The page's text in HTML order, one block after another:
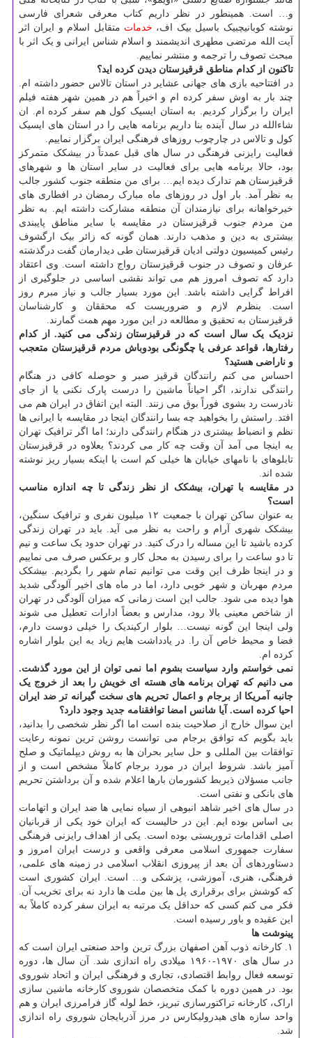
و… است. همینطور در نظر داریم کتاب معرفی شعرای فارسی
نوشته کوبانیچبیک باسیل بیک اف، خدمات متقابل اسلام و ایران اثر
آیت الله مرتضی مطهری اندیشمند و اسلام شناس ایرانی و یک اثر با
مبحث تصوف را ترجمه و منتشر نماییم.
تاکنون از کدام مناطق قرقیزستان دیدن کرده اید؟
در افتتاحیه بازی های جهانی عشایر در استان تالاس حضور داشته ام.
چند بار به اوش سفر کرده ام و اخیراً هم در همین شهر هفته فیلم
ایران را برگزار کردیم. به استان ایسیک کول هم سفر کرده ام. ان
شاءالله در سال آینده بنا داریم برنامه هایی را در استان های ایسیک
کول و تالاس در چارچوب روزهای فرهنگی ایران برگزار نماییم.
فعالیت رایزنی فرهنگی در سال های قبل عمدتاً در بیشکک متمرکز
بود، حالا برنامه هایی برای فعالیت در سایر استان ها و شهرهای
قرقیزستان هم تدارک دیده ایم… برای من منطقه جنوب کشور جالب
به نظر آمد. بار اول در روزهای ماه مبارک رمضان در افطاری های
خیرخواهانه برای نیازمندان آن منطقه مشارکت داشته ایم. به نظر
من مردم جنوب قرقیزستان در مقایسه با سایر مناطق پایبندی
بیشتری به دین و مذهب دارند. همان گونه که زائر بیک ارگشوف
رئیس کمیسیون دولتی ادیان قرقیزستان طی دیدارمان گفت درگذشته
عرفان و تصوف در جنوب قرقیزستان رواج داشته است. وی اعتقاد
دارد که تصوف امروز هم می تواند نقشی اساسی در جلوگیری از
افراط گرایی داشته باشد. این مورد بسیار جالب و نیاز مبرم روز
است. بنظرم لازم و ضروریست که محققان و کارشناسان
قرقیزستان به تحقیق و مطالعه در این مورد مهم همت گمارند.
نزدیک یک سال است که در قرقیزستان زندگی می کنید. از کدام
رفتارها، قواعد عرفی یا چگونگی بودوباش مردم قرقیزستان متعجب
و ناراضی هستید؟
احساس می کنم رانندگان قرقیز صبر و حوصله کافی در هنگام
رانندگی ندارند، اگر احیاناً ماشین را درست پارک نکنی یا از جای
نادرست رد بشوی فوراً بوق می زنند. البته این اتفاق در ایران هم می
افتد. راستش را بخواهید چه بسا رانندگان اینجا در مقایسه با ایرانی ها
نظم و انضباط بیشتری در هنگام رانندگی دارند؛ اما اگر ترافیک تهران
به اینجا می آمد آن وقت چه کار می کردند؟ بعلاوه در قرقیزستان
تابلوهای با نامهای خیابان ها خیلی کم است یا اینکه بسیار ریز نوشته
شده اند.
در مقایسه با تهران، بیشکک از نظر زندگی تا چه اندازه مناسب
است؟
به عنوان ساکن تهران با جمعیت ۱۲ میلیون نفری و ترافیک سنگین،
بیشکک شهری آرام و راحت به نظر می آید. باید در تهران زندگی
کرده باشید تا این مساله را درک کنید. در تهران حدود یک ساعت و نیم
تا دو ساعت را برای رسیدن به محل کار و برعکس صرف می نماییم
و در اینجا ظرف این وقت می توانیم تمام شهر را بگردیم. بیشکک
مردم مهربان و شهر خوبی دارد، اما در ماه های اخیر آلودگی شدید
هوا دیده می شود. جالب این است زمانی که میزان آلودگی در تهران
از شاخص معینی بالا رود، مدارس و بعضاً ادارات تعطیل می شوند
ولی اینجا این گونه نیست… بلوار ارکیندیک را خیلی دوست دارم،
فضا و محیط خاص آن را. در یادداشت هایم زیاد به این بلوار اشاره
کرده ام.
نمی خواستم وارد سیاست بشوم اما نمی توان از این مورد گذشت.
می دانیم که تهران برنامه های هسته ای خویش را بعد از خروج یک
جانبه آمریکا از برجام و اعمال تحریم های سخت گیرانه تر ضد ایران
احیا کرده است. آیا شانس امضا توافقنامه جدید وجود دارد؟
این سوال خارج از صلاحیت بنده است اما اگر نظر شخصی را بدانید،
باید بگویم که توافق برجام می توانست روشن ترین نمونه رعایت
توافقات بین المللی و حل سایر بحران ها به روش دیپلماتیک و صلح
آمیز باشد. شروط ایران در مورد برجام کاملاً مشخص است و از
جانب مسؤلان ذیربط کشورمان بارها اعلام شده و آن برداشتن تحریم
های بانکی و نفتی است.
در سال های اخیر شاهد انبوهی از سیاه نمایی ها ضد ایران و اتهامات
بی اساس بوده ایم. این در حالیست که ایران خود یکی از قربانیان
اصلی اقدامات تروریستی بوده است. یکی از اهداف رایزنی فرهنگی
سفارت جمهوری اسلامی معرفی واقعی و درست ایران امروز و
دستاوردهای آن بعد از پیروزی انقلاب اسلامی در زمینه های علمی،
فرهنگی، هنری، آموزشی، پزشکی و… است. ایران کشوری است
که کوشش برای برقراری پل ها بین ملت ها دارد نه برای تخریب آن.
فکر می کنم کسی که حداقل یک مرتبه به ایران سفر کرده کاملاً به
این عقیده و باور رسیده است.
پینوشت ها
۱. کارخانه ذوب آهن اصفهان بزرگ ترین واحد صنعتی ایران است که
در سال های ۱۹۷۰-۱۹۶۰ میلادی راه اندازی شد. آن سال ها، دوره
توسعه فعال روابط اقتصادی، تجاری و فرهنگی ایران و اتحاد شوروی
بود. در همین دوره با کمک متخصصان شوروی کارخانه ماشین سازی
اراک، کارخانه تراکتورسازی تبریز، خط لوله گاز فرامرزی ایران و هم
واحد سازه های هیدرولیکارس در مرز آذربایجان شوروی راه اندازی
شد.